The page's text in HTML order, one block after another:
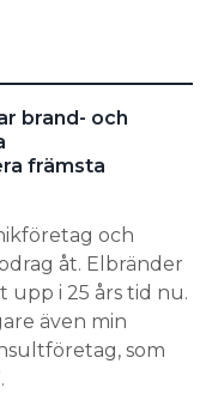
brand- och
främsta
och
åt. Elbränder
upp i 25 års tid nu.
även min
som